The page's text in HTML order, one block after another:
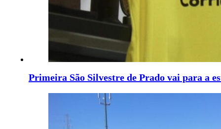
Primeira São Silvestre de Prado vai para a